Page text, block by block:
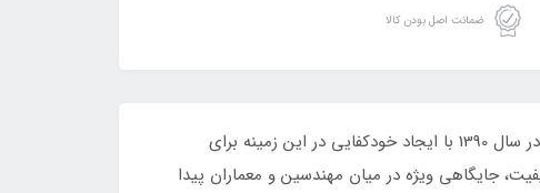
ضمانت اصل بودن کالا
شیرآلات نوبل در گذشته با واردات شیرآلات از اروپا فعالیت خود را در زمینه شیرآلات بهداشتی ساختمانی آغاز نمود. سپس در سال 1390 با ایجاد خودکفایی در این زمینه برای
با کسب نشان استاندارد و کیفیت، جایگاهی ویژه در میان مهندسین و معماران پیدا